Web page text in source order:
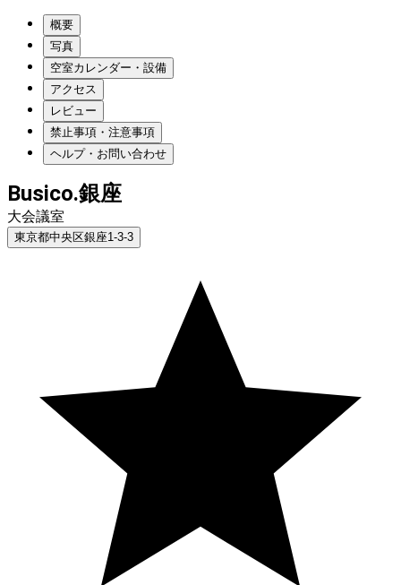
概要
写真
空室カレンダー・設備
アクセス
レビュー
禁止事項・注意事項
ヘルプ・お問い合わせ
Busico.銀座
大会議室
東京都中央区銀座1-3-3